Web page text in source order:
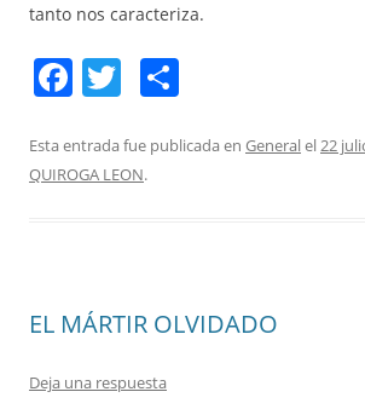
tanto nos caracteriza.
F
a
c
e
o
k
T
w
itt
er
m
Esta entrada fue publicada en Generalel 22
QUIROGA LEON.
EL MÁRTIR OLVIDADO
Deja una respuesta